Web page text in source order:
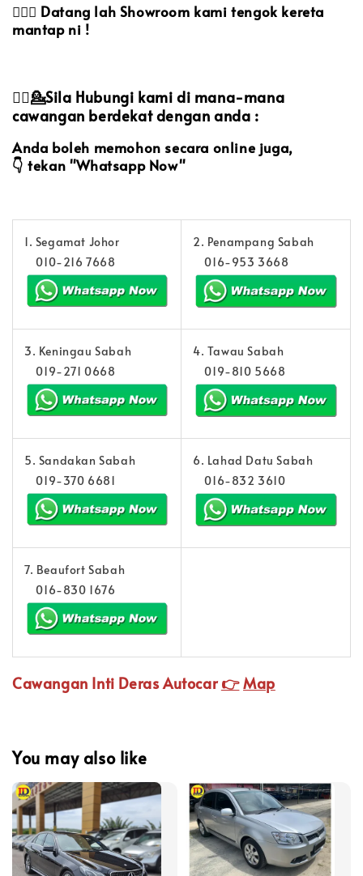
🙋🏻‍♀️ Datang lah Showroom kami tengok kereta
mantap ni !
💁‍♀️💁Sila Hubungi kami di mana-mana
cawangan berdekat dengan anda :
Anda boleh memohon secara online juga,
👇 tekan "Whatsapp Now"
1. Segamat Johor
010-216 7668
2. Penampang Sabah
016-953 3668
3. Keningau Sabah
019-271 0668
4. Tawau Sabah
019-810 5668
5. Sandakan Sabah
019-370 6681
6. Lahad Datu Sabah
016-832 3610
7. Beaufort Sabah
016-830 1676
Cawangan Inti Deras Autocar👉Map
You may also like